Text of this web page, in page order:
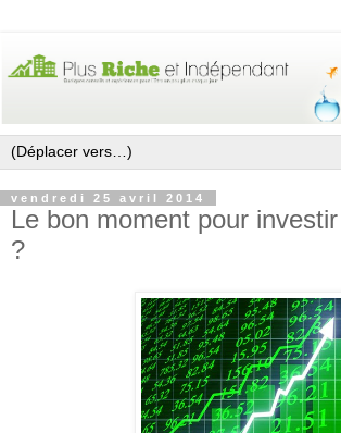
vendredi 25 avril 2014
Le bon moment pour
?